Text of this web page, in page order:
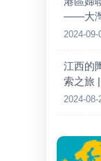
——大灣
2024-
江西的
索之旅
2024-